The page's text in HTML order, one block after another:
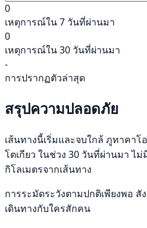
0
เหตุการณ์ใน 7 วันที่ผ่านมา
0
เหตุการณ์ใน 30 วันที่ผ่านมา
-
การปรากฏตัวล่าสุด
สรุปความปลอดภัย
เส้นทางนี้เริ่มและจบใกล้ ภูทาคาโ
โตเกียว ในช่วง 30 วันที่ผ่านมา ไ
กิโลเมตรจากเส้นทาง
การระมัดระวังตามปกติเพียงพอ สั
เดินทางกับใครสักคน